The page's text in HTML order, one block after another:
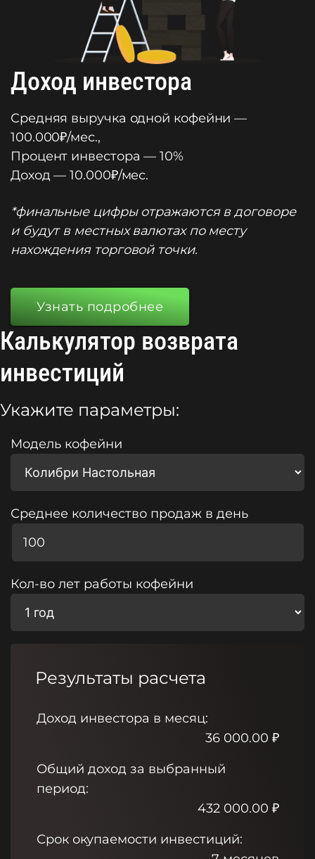
Доход инвестора
Средняя выручка одной кофейни —
100.000₽/мес.,
Процент инвестора — 10%
Доход — 10.000₽/мес.
*финальные цифры отражаются в договоре
и будут в местных валютах по месту
нахождения торговой точки.
Узнать подробнее
Калькулятор возврата
инвестиций
Укажите параметры:
Модель кофейни
Среднее количество продаж в день
Кол-во лет работы кофейни
Результаты расчета
Доход инвестора в месяц:
36 000.00 ₽
Общий доход за выбранный
период:
432 000.00 ₽
Срок окупаемости инвестиций: